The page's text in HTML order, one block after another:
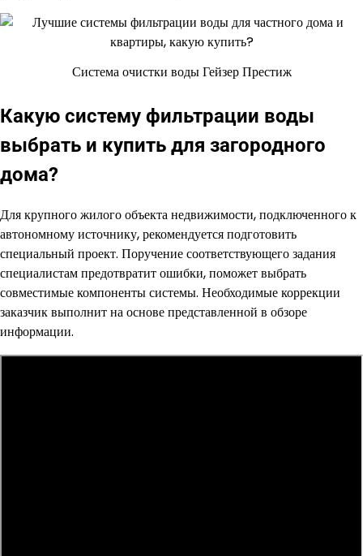
Система очистки воды Гейзер Престиж
Какую систему фильтрации воды
выбрать и купить для загородного
дома?
Для крупного жилого объекта недвижимости, подключенного к
автономному источнику, рекомендуется подготовить
специальный проект. Поручение соответствующего задания
специалистам предотвратит ошибки, поможет выбрать
совместимые компоненты системы. Необходимые коррекции
заказчик выполнит на основе представленной в обзоре
информации.